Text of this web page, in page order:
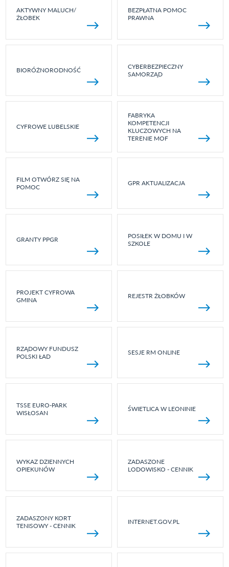
AKTYWNY MALUCH/
ŻŁOBEK
BEZPŁATNA POMOC
PRAWNA
BIORÓŻNORODNOŚĆ
CYBERBEZPIECZNY
SAMORZĄD
CYFROWE LUBELSKIE
FABRYKA
KOMPETENCJI
KLUCZOWYCH NA
TERENIE MOF
FILM OTWÓRZ SIĘ NA
POMOC
GPR AKTUALIZACJA
GRANTY PPGR
POSIŁEK W DOMU I W
SZKOLE
PROJEKT CYFROWA
GMINA
REJESTR ŻŁOBKÓW
RZĄDOWY FUNDUSZ
POLSKI ŁAD
SESJE RM ONLINE
TSSE EURO-PARK
WISŁOSAN
ŚWIETLICA W LEONINIE
WYKAZ DZIENNYCH
OPIEKUNÓW
ZADASZONE
LODOWISKO - CENNIK
ZADASZONY KORT
TENISOWY - CENNIK
INTERNET.GOV.PL